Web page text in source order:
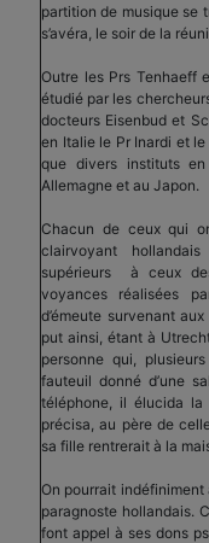
partition de musique se
s’avéra, le soir de la
Outre les Prs Tenhaeff
étudié par les
docteurs Eisenbud et
en Italie le Pr Inardi et
que divers instituts
Allemagne et au Japon.
Chacun de ceux qui
clairvoyant
supérieurs à ceux
voyances réalisées
d’émeute survenant
put ainsi, étant à
personne qui,
fauteuil donné d’une
téléphone, il élucida la
précisa, au père de
sa fille rentrerait à la
On pourrait
paragnoste hollandais.
font appel à ses dons